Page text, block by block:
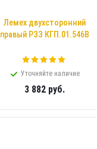
Лемех двухсторонний
правый РЗЗ КГП.01.546В
Уточняйте наличие
3 882руб.